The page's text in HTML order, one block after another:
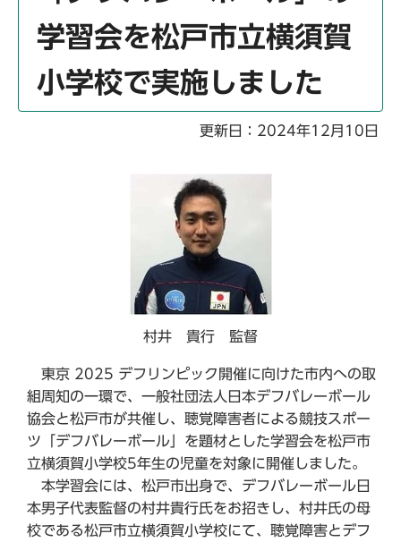
学習会を松戸市立横須賀
小学校で実施しました
更新日：2024年12月10日
村井 貴行 監督
東京 2025 デフリンピック開催に向けた市内への取
組周知の一環で、一般社団法人日本デフバレーボール
協会と松戸市が共催し、聴覚障害者による競技スポー
ツ「デフバレーボール」を題材とした学習会を松戸市
立横須賀小学校5年生の児童を対象に開催しました。
本学習会には、松戸市出身で、デフバレーボール日
本男子代表監督の村井貴行氏をお招きし、村井氏の母
校である松戸市立横須賀小学校にて、聴覚障害とデフ